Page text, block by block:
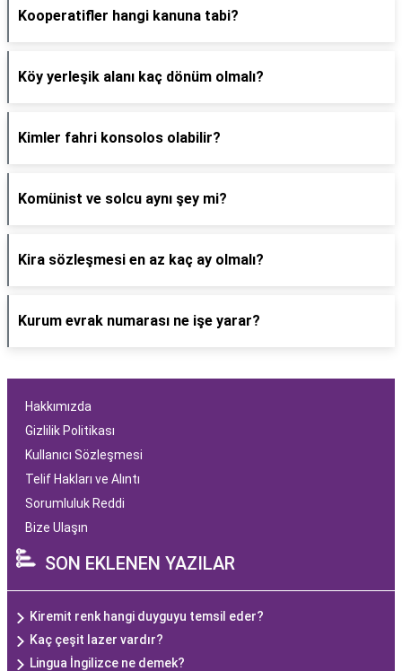
Kooperatifler hangi kanuna tabi?
Köy yerleşik alanı kaç dönüm olmalı?
Kimler fahri konsolos olabilir?
Komünist ve solcu aynı şey mi?
Kira sözleşmesi en az kaç ay olmalı?
Kurum evrak numarası ne işe yarar?
Hakkımızda
Gizlilik Politikası
Kullanıcı Sözleşmesi
Telif Hakları ve Alıntı
Sorumluluk Reddi
Bize Ulaşın
SON EKLENEN YAZILAR
Kiremit renk hangi duyguyu temsil eder?
Kaç çeşit lazer vardır?
Lingua İngilizce ne demek?